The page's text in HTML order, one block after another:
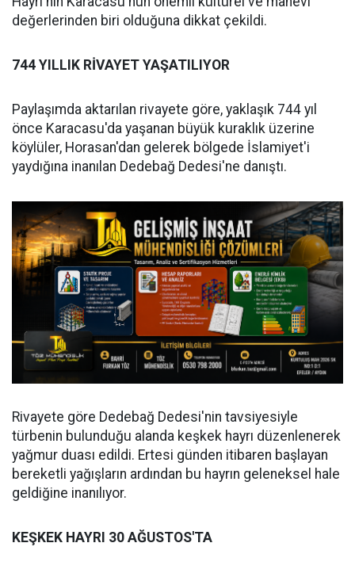
değerlerinden biri olduğuna dikkat çekildi.
744 YILLIK RİVAYET YAŞATILIYOR
Paylaşımda aktarılan rivayete göre, yaklaşık 744 yıl
önce Karacasu'da yaşanan büyük kuraklık üzerine
köylüler, Horasan'dan gelerek bölgede İslamiyet'i
yaydığına inanılan Dedebağ Dedesi'ne danıştı.
Rivayete göre Dedebağ Dedesi'nin tavsiyesiyle
türbenin bulunduğu alanda keşkek hayrı düzenlenerek
yağmur duası edildi. Ertesi günden itibaren başlayan
bereketli yağışların ardından bu hayrın geleneksel hale
geldiğine inanılıyor.
KEŞKEK HAYRI 30 AĞUSTOS'TA